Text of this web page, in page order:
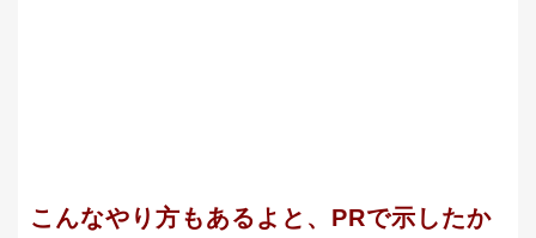
こんなやり方もあるよと、PRで示したか